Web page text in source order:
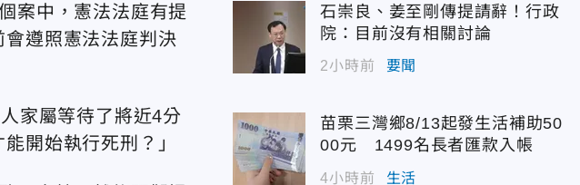
案中，憲法法庭有提
遵照憲法法庭判決
家屬等待了將近4分
開始執行死刑？」
石崇良、姜至剛傳提請辭！行政
院：目前沒有相關討論
2小時前 要聞
苗栗三灣鄉8/13起發生活補助50
00元 1499名長者匯款入帳
4小時前 生活